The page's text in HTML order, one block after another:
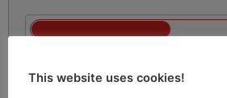
This website uses cookies!